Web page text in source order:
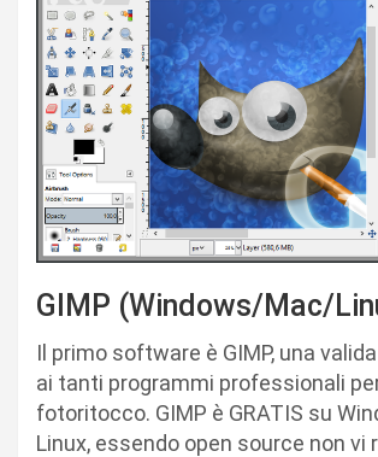
GIMP (Windows/Mac/
Il primo software è GIMP, una
ai tanti programmi professionali
fotoritocco. GIMP è GRATIS su
Linux, essendo open source non vi